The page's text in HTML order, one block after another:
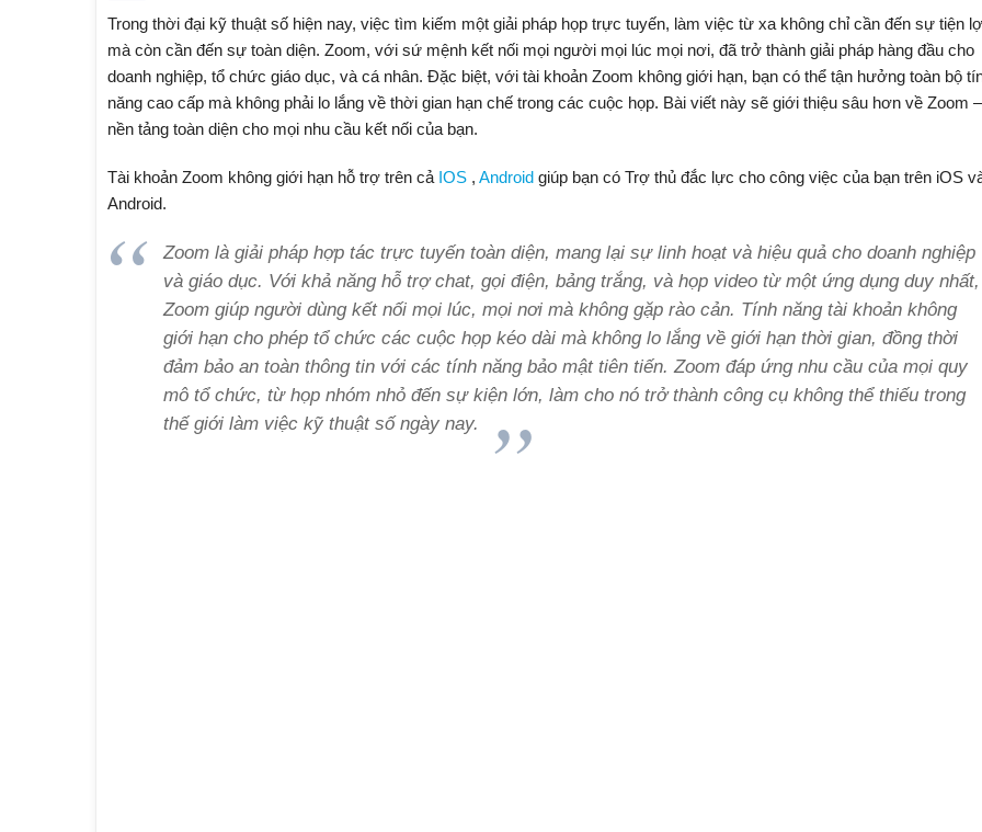
Trong thời đại kỹ thuật số hiện nay, việc tìm kiếm một giải pháp họp trực tuyến, làm việc từ xa không chỉ cần đến sự tiện
mà còn cần đến sự toàn diện. Zoom, với sứ mệnh kết nối mọi người mọi lúc mọi nơi, đã trở thành giải pháp hàng đầu cho
doanh nghiệp, tổ chức giáo dục, và cá nhân. Đặc biệt, với tài khoản Zoom không giới hạn, bạn có thể tận hưởng toàn bộ
năng cao cấp mà không phải lo lắng về thời gian hạn chế trong các cuộc họp. Bài viết này sẽ giới thiệu sâu hơn về Zoom –
nền tảng toàn diện cho mọi nhu cầu kết nối của bạn.
Tài khoản Zoom không giới hạn hỗ trợ trên cả IOS , Android giúp bạn có Trợ thủ đắc lực cho công việc của bạn trên iOS
Android.
Zoom là giải pháp hợp tác trực tuyến toàn diện, mang lại sự linh hoạt và hiệu quả cho doanh nghiệp
và giáo dục. Với khả năng hỗ trợ chat, gọi điện, bảng trắng, và họp video từ một ứng dụng duy nhất,
Zoom giúp người dùng kết nối mọi lúc, mọi nơi mà không gặp rào cản. Tính năng tài khoản không
giới hạn cho phép tổ chức các cuộc họp kéo dài mà không lo lắng về giới hạn thời gian, đồng thời
đảm bảo an toàn thông tin với các tính năng bảo mật tiên tiến. Zoom đáp ứng nhu cầu của mọi quy
mô tổ chức, từ họp nhóm nhỏ đến sự kiện lớn, làm cho nó trở thành công cụ không thể thiếu trong
thế giới làm việc kỹ thuật số ngày nay.